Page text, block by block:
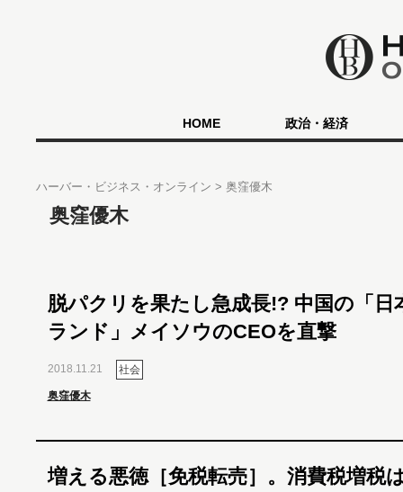
HOME 政治・経済
ハーバー・ビジネス・オンライン 奥窪優木
奥窪優木
脱パクリを果たし急成長!? 中国の「日
ランド」メイソウのCEOを直撃
2018.11.21 社会
奥窪優木
増える悪徳［免税転売］。消費税増税